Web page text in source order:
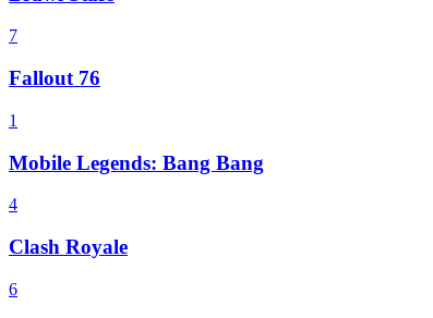
7
Fallout 76
1
Mobile Legends: Bang Bang
4
Clash Royale
6